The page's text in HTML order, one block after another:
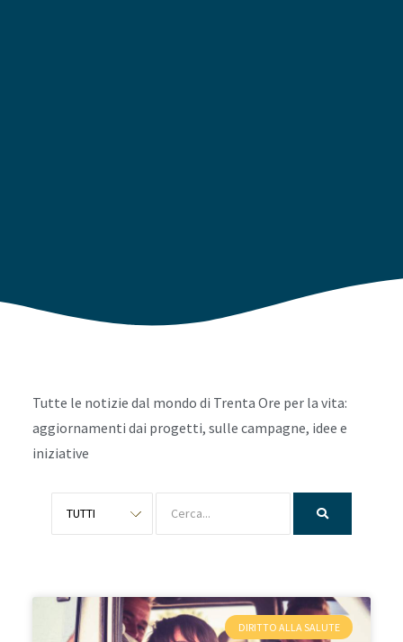
Tutte le notizie dal mondo di Trenta Ore per la vita:
aggiornamenti dai progetti, sulle campagne, idee e
iniziative
DIRITTO ALLA SALUTE